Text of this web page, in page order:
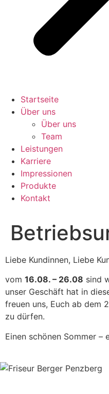
Startseite
Über uns
Über uns
Team
Leistungen
Karriere
Impressionen
Produkte
Kontakt
Liebe Kundinnen, Liebe
vom 16.08. – 26.08 sind
unser Geschäft hat in
freuen uns, Euch ab dem
zu dürfen.
Einen schönen Sommer –